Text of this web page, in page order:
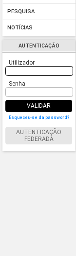
PESQUISA
NOTÍCIAS
AUTENTICAÇÃO
Utilizador
Senha
VALIDAR
Esqueceu-se da password?
AUTENTICAÇÃO
FEDERADA